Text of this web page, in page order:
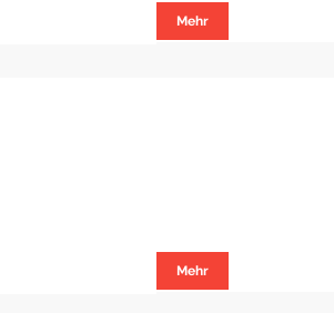
Mehr
Mehr